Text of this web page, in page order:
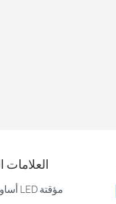
العلامات
أساور وأساور LED مؤقتة